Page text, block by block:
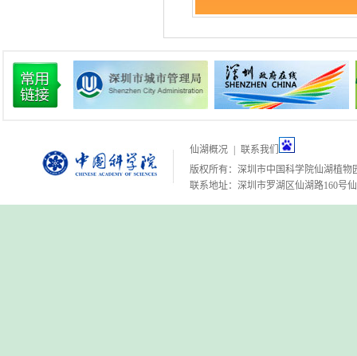
仙湖概况
联系我们
版权所有：深圳市中国科学院仙湖植物
联系地址：深圳市罗湖区仙湖路160号